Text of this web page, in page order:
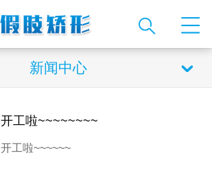
新闻中心
开工啦~~~~~~~~
开工啦~~~~~~